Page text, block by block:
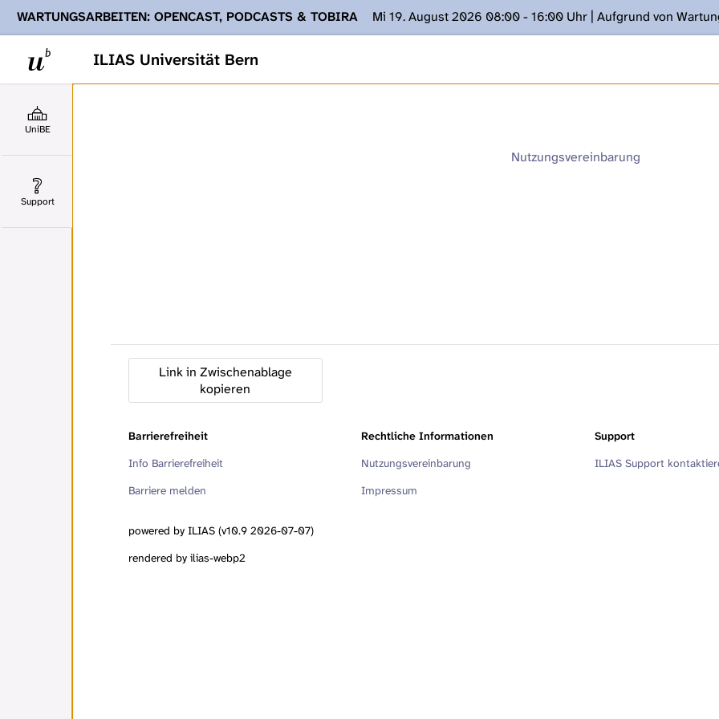
ILIAS Universität Bern
WARTUNGSARBEITEN: OPENCAST, PODCASTS & TOBIRA
Mi 19. August 2026 08:00 - 16:00 Uhr | Aufgrund von
Ihnen Podcasts, Opencast-Videos und Tobira nicht zur Verfügung stehen. Kontakt: www.podcast.unibe.ch
UniBE
Support
Nutzungsvereinbarung
Link in Zwischenablage
kopieren
Barrierefreiheit
Info Barrierefreiheit
Barriere melden
Rechtliche Informationen
Nutzungsvereinbarung
Impressum
Support
ILIAS Support
powered by ILIAS (v10.9 2026-07-07)
rendered by ilias-webp2